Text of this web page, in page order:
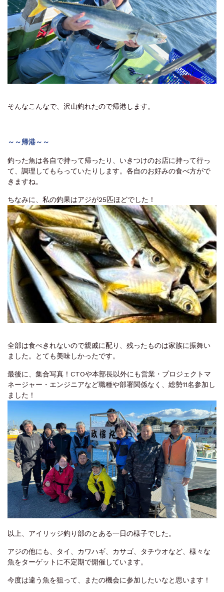
そんなこんなで、沢山釣れたので帰港します。
～～帰港～～
釣った魚は各自で持って帰ったり、いきつけのお店に持って行っ
て、調理してもらっていたりします。各自のお好みの食べ方がで
きますね。
ちなみに、私の釣果はアジが25匹ほどでした！
全部は食べきれないので親戚に配り、残ったものは家族に振舞い
ました。とても美味しかったです。
最後に、集合写真！CTOや本部長以外にも営業・プロジェクトマ
ネージャー・エンジニアなど職種や部署関係なく、総勢11名参加し
ました！
以上、アイリッジ釣り部のとある一日の様子でした。
アジの他にも、タイ、カワハギ、カサゴ、タチウオなど、様々な
魚をターゲットに不定期で開催しています。
今度は違う魚を狙って、またの機会に参加したいなと思います！